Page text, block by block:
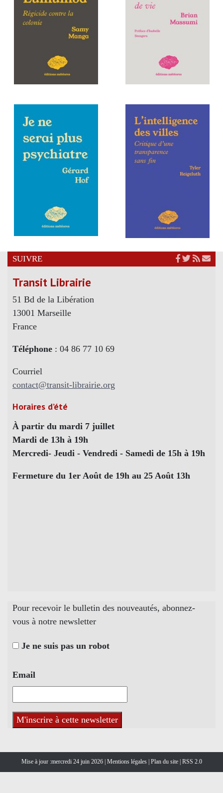
SUIVRE
Transit Librairie
51 Bd de la Libération
13001 Marseille
France
Téléphone : 04 86 77 10 69
Courriel
contact@transit-librairie.org
Horaires d’été
À partir du mardi 7 juillet
Mardi de 13h à 19h
Mercredi- Jeudi - Vendredi - Samedi de 15h à 19h
Fermeture du 1er Août de 19h au 25 Août 13h
Pour recevoir le bulletin des nouveautés, abonnez-
vous à notre newsletter
Je ne suis pas un robot
Email
Mise à jour :mercredi 24 juin 2026 | Mentions légales | Plan du site |RSS 2.0